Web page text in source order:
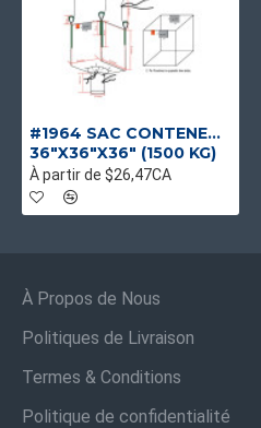
#1964 SAC CONTENEUR J/G 1500KG
36"X36"X36" (1500 KG)
À partir de $26,47CA
À Propos de Nous
Politiques de Livraison
Termes & Conditions
Politique de confidentialité